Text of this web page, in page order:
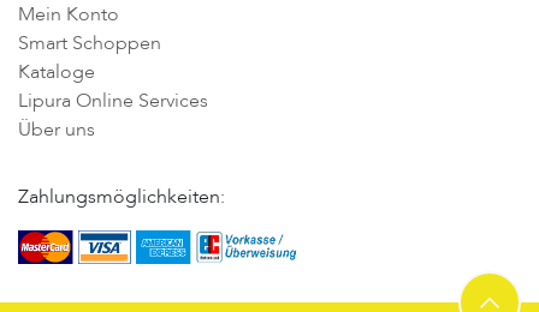
Mein Konto
Smart Schoppen
Kataloge
Lipura Online Services
Über uns
Zahlungsmöglichkeiten: